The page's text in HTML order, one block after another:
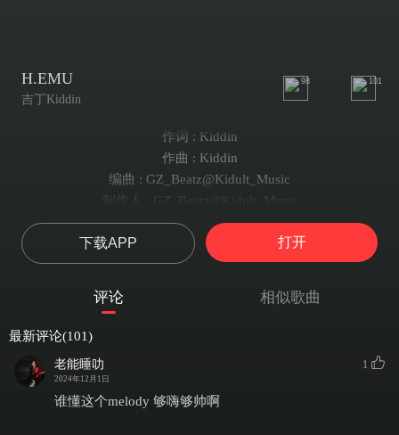
H.EMU
吉丁Kiddin
98 101
作词 : Kiddin
作曲 : Kiddin
编曲 : GZ_Beatz@Kidult_Music
制作人 : GZ_Beatz@Kidult_Music
混音 : GZ_Beatz@Kidult_Music
母带 : GZ_Beatz@Kidult_Music
录音 : GZ_Beatz@Kidult_Music
bring me some sincerity
下载APP 打开
评论 相似歌曲
最新评论(101)
老能睡叻
2024年12月1日
1
谁懂这个melody 够嗨够帅啊